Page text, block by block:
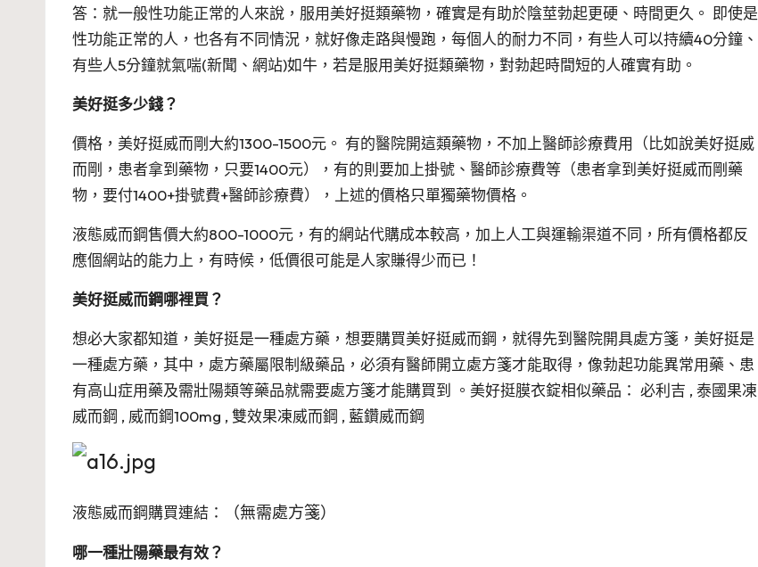
答：就一般性功能正常的人來說，服用美好挺類藥物，確實是有助於陰莖勃起更硬、時間更久。 即使是
性功能正常的人，也各有不同情況，就好像走路與慢跑，每個人的耐力不同，有些人可以持續40分鐘、
有些人5分鐘就氣喘(新聞、網站)如牛，若是服用美好挺類藥物，對勃起時間短的人確實有助。
美好挺多少錢？
價格，美好挺威而剛大約1300-1500元。 有的醫院開這類藥物，不加上醫師診療費用（比如說美好挺威
而剛，患者拿到藥物，只要1400元），有的則要加上掛號、醫師診療費等（患者拿到美好挺威而剛藥
物，要付1400+掛號費+醫師診療費），上述的價格只單獨藥物價格。
液態威而鋼售價大約800-1000元，有的網站代購成本較高，加上人工與運輸渠道不同，所有價格都反
應個網站的能力上，有時候，低價很可能是人家賺得少而已！
美好挺威而鋼哪裡買？
想必大家都知道，美好挺是一種處方藥，想要購買美好挺威而鋼，就得先到醫院開具處方箋，美好挺是
一種處方藥，其中，處方藥屬限制級藥品，必須有醫師開立處方箋才能取得，像勃起功能異常用藥、患
有高山症用藥及需壯陽類等藥品就需要處方箋才能購買到 。美好挺膜衣錠相似藥品： 必利吉 , 泰國果凍
威而鋼 , 威而鋼100mg , 雙效果凍威而鋼 , 藍鑽威而鋼
液態威而鋼購買連結： （無需處方箋）
哪一種壯陽藥最有效？